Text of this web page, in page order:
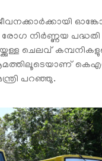
നിർണ്ണയ
ചെലവ്
പറഞ്ഞു.